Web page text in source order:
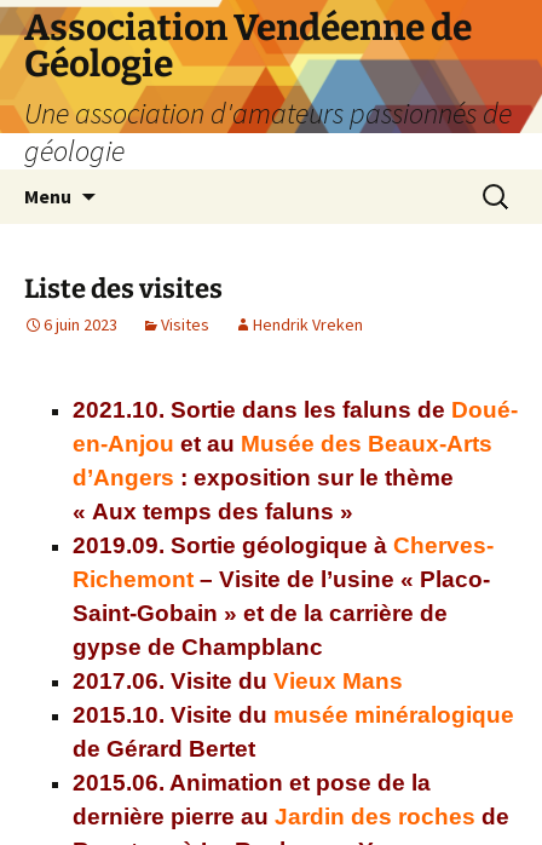
Aller
au
contenu
Association Vendéenne de
Géologie
Une association d'amateurs passionnés de
géologie
Menu
Liste des visites
6 juin 2023 Visites Hendrik Vreken
2021.10. Sortie dans les faluns de Doué-
en-Anjou et au Musée des Beaux-Arts
d’Angers : exposition sur le thème
« Aux temps des faluns »
2019.09. Sortie géologique à Cherves-
Richemont – Visite de l’usine « Placo-
Saint-Gobain » et de la carrière de
gypse de Champblanc
2017.06. Visite du Vieux Mans
2015.10. Visite du musée minéralogique
de Gérard Bertet
2015.06. Animation et pose de la
dernière pierre au Jardin des roches de